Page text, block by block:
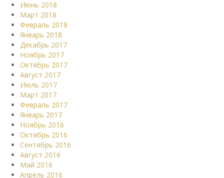
Июнь 2018
Март 2018
Февраль 2018
Январь 2018
Декабрь 2017
Ноябрь 2017
Октябрь 2017
Август 2017
Июль 2017
Март 2017
Февраль 2017
Январь 2017
Ноябрь 2016
Октябрь 2016
Сентябрь 2016
Август 2016
Май 2016
Апрель 2016